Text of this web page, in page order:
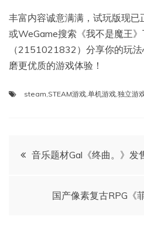
丰富内容诚意满满，试玩版现
或WeGame搜索《我不是魔王
（2151021832）分享你的玩
磨更优质的游戏体验！
steam STEAM游戏 单机游戏 独立游
文 音乐题材Gal《终曲。》发
国产像素复古RPG《